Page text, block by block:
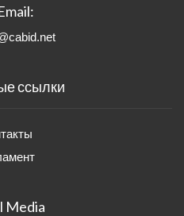
ссылки
Media